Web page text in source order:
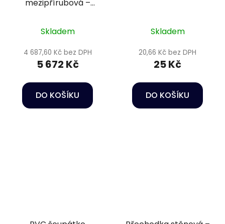
mezipřírubová –
těsnění EPDM
Skladem
4 687,60 Kč bez DPH
5 672 Kč
DO KOŠÍKU
Skladem
20,66 Kč bez DPH
25 Kč
DO KOŠÍKU